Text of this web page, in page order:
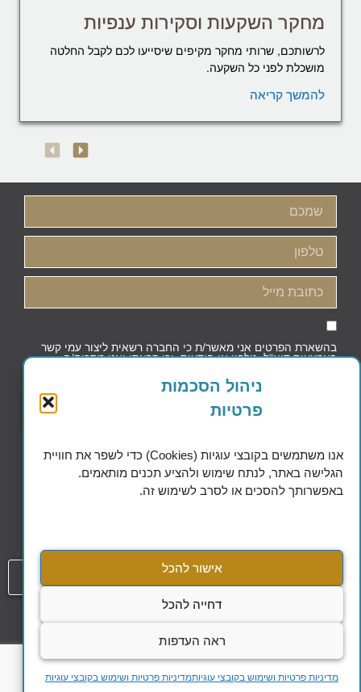
ניהול הסכמות
פרטיות
אנו משתמשים בקובצי עוגיות (Cookies) כדי לשפר את חוויית
הגלישה באתר, לנתח שימוש ולהציע תכנים מותאמים.
באפשרותך להסכים או לסרב לשימוש זה.
אישור להכל
דחייה להכל
ראה העדפות
מדיניות פרטיות ושימוש בקובצי עוגיותמדיניות פרטיות ושימוש בקובצי עוגיות
מחקר השקעות וסקירות ענפיות
לרשותכם, שרותי מחקר מקיפים שיסייעו לכם לקבל החלטה
מושכלת לפני כל השקעה.
להמשך קריאה
בהשארת הפרטים אני מאשר/ת כי החברה רשאית ליצור עמי קשר
באמצעות דוא"ל, טלפון או הודעות, וכי קראתי ואני מסכים/ה
054-808-1508
עמודהסדרי נגישות
מדיניות הפרטיות ושימוש בקבצי עוגיות